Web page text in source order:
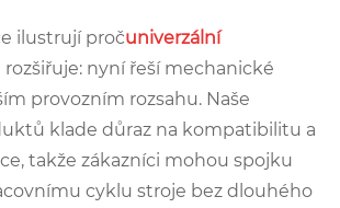
ilustrují pročuniverzální
rozšiřuje: nyní řeší mechanické
provozním rozsahu. Naše
klade důraz na kompatibilitu a
takže zákazníci mohou spojku
cyklu stroje bez dlouhého